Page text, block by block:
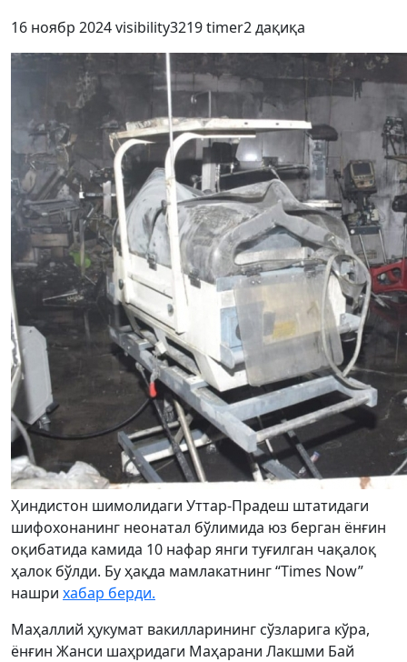
16 ноябр 2024visibility3219timer2 дақиқа
Ҳиндистон шимолидаги Уттар-Прадеш штатидаги
шифохонанинг неонатал бўлимида юз берган ёнғин
оқибатида камида 10 нафар янги туғилган чақалоқ
ҳалок бўлди. Бу ҳақда мамлакатнинг “Times Now”
нашри хабар берди.
Маҳаллий ҳукумат вакилларининг сўзларига кўра,
ёнғин Жанси шаҳридаги Маҳарани Лакшми Бай